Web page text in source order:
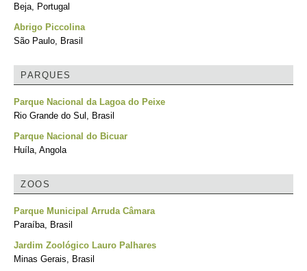
Beja, Portugal
Abrigo Piccolina
São Paulo, Brasil
PARQUES
Parque Nacional da Lagoa do Peixe
Rio Grande do Sul, Brasil
Parque Nacional do Bicuar
Huíla, Angola
ZOOS
Parque Municipal Arruda Câmara
Paraíba, Brasil
Jardim Zoológico Lauro Palhares
Minas Gerais, Brasil